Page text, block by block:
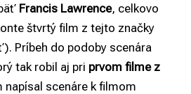
Francis Lawrence, celkovo
štvrtý film z tejto značky
Príbeh do podoby scenára
tak robil aj pri prvom filme z
napísal scenáre k filmom